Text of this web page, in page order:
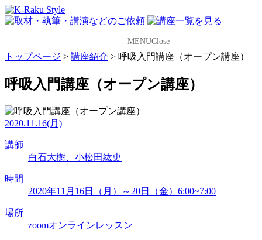
MENUClose
トップページ > 講座紹介 > 呼吸入門講座（オープン講座）
呼吸入門講座（オープン講座）
2020.11.16(月)
講師
白石大樹、小松田紘史
時間
2020年11月16日（月）～20日（金）6:00~7:00
場所
zoomオンラインレッスン